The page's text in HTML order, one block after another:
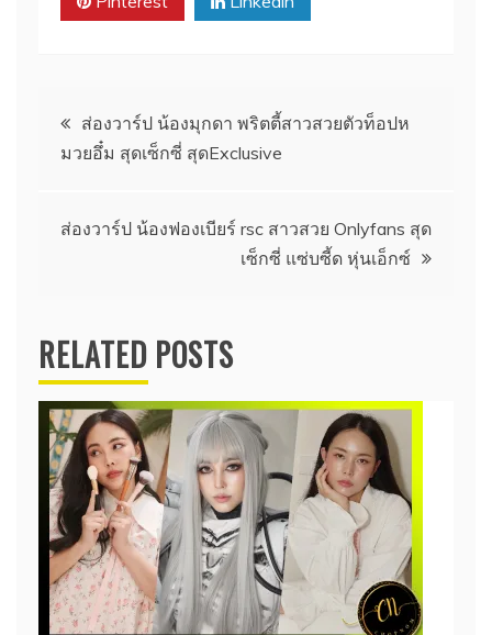
แนะแนว
เรื่อง
ส่องวาร์ป น้องมุกดา พริตตี้สาวสวยตัวท็อปห
มวยอึ๋ม สุดเซ็กซี่ สุดExclusive
ส่องวาร์ป น้องฟองเบียร์ rsc สาวสวย Onlyfans สุด
เซ็กซี่ แซ่บซี้ด หุ่นเอ็กซ์
RELATED POSTS